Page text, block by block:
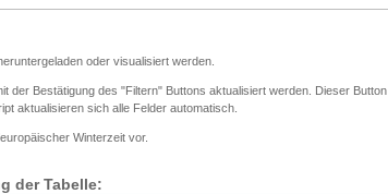
oder visualisiert werden.
Bestätigung des "Filtern" Buttons aktualisiert werden. Dieser Button
aktualisieren sich alle Felder automatisch.
Winterzeit vor.
der Tabelle: